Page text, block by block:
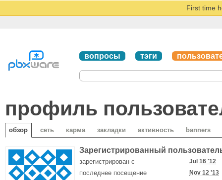
First time
вопросы тэги
профиль
обзор сеть карма закладки активность banners
Зарегистрированный
зарегистрирован с Jul 16 '12
последнее посещение Nov 12 '13